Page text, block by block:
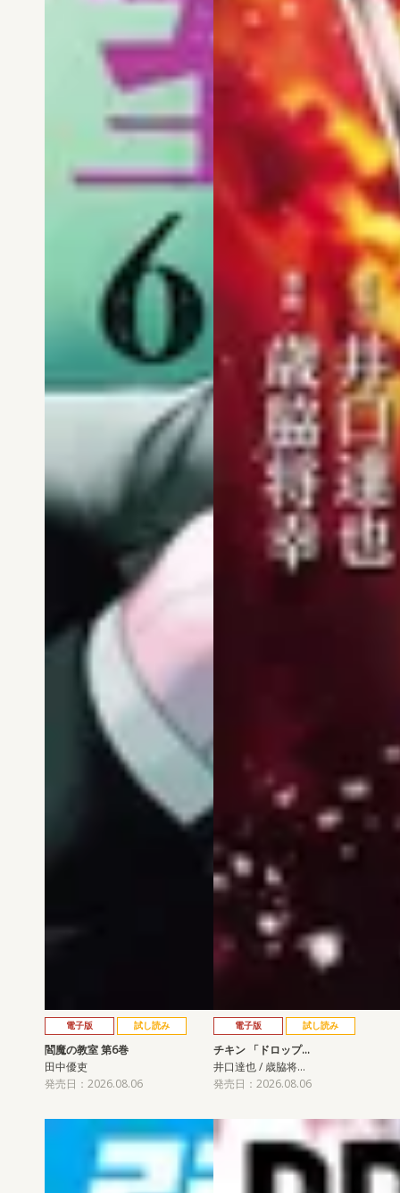
電子版 試し読み
閻魔の教室 第6巻
田中優吏
発売日：2026.08.06
電子版 試し読み
チキン 「ドロップ…
井口達也 / 歳脇将…
発売日：2026.08.06